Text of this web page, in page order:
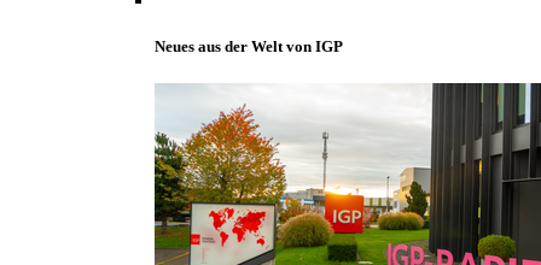
Neues aus der Welt von IGP